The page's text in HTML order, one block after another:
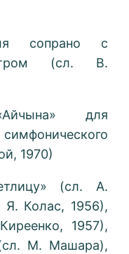
сопрано с
(сл. В.
для
1970)
(сл. А.
Я. Колас, 1956),
1957),
(сл. M. Машара),